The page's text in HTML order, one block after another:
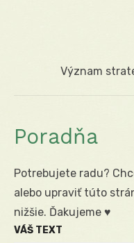
Next
Význam
Poradňa
Potrebujete radu?
alebo upraviť túto
nižšie. Ďakujeme ♥
VÁŠ TEXT